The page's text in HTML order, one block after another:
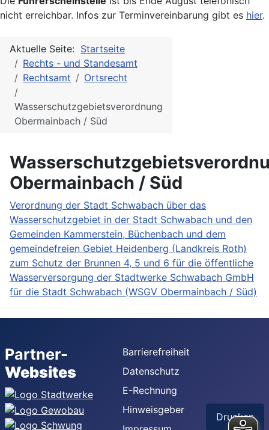
nicht erreichbar. Infos zur Terminvereinbarung gibt es hier.
Aktuelle Seite: Startseite
Rechts - und Standesamt
Rechtsamt
Ortsrecht
Wasserschutzgebietsverordnung
Obermainbach / Süd
Obermainbach / Süd
Verordnung der Stadt Schwabach über das
Wasserschutzgebiet in der Stadt Schwabach und den
Gemeinden Kammerstein, Büchenbach und dem
gemeindefreien Gebiet Heidenberg (Landkreis Roth)
zum Schutz der Brunnen 4, 5 und 6 für die öffentliche
Wasserversorgung der Stadtwerke Schwabach GmbH
für die Stadt Schwabach (WSGV Obermainbach / Süd)
Partner-
Websites
Barrierefreiheit
Datenschutz
E-Rechnung
Hinweisgeber
Drucken